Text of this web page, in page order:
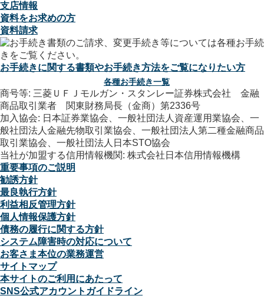
支店情報
資料をお求めの方
資料請求
お手続きに関する書類やお手続き方法をご覧になりたい方
各種お手続き一覧
商号等: 三菱ＵＦＪモルガン・スタンレー証券株式会社 金融
商品取引業者 関東財務局長（金商）第2336号
加入協会: 日本証券業協会、一般社団法人資産運用業協会、一
般社団法人金融先物取引業協会、一般社団法人第二種金融商品
取引業協会、一般社団法人日本STO協会
当社が加盟する信用情報機関: 株式会社日本信用情報機構
重要事項のご説明
勧誘方針
最良執行方針
利益相反管理方針
個人情報保護方針
債務の履行に関する方針
システム障害時の対応について
お客さま本位の業務運営
サイトマップ
本サイトのご利用にあたって
SNS公式アカウントガイドライン